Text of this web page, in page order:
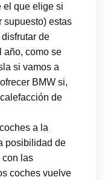
el que elige si
supuesto) estas
de
año, como se
si vamos a
BMW si,
de
a la
posibilidad de
con las
coches vuelve